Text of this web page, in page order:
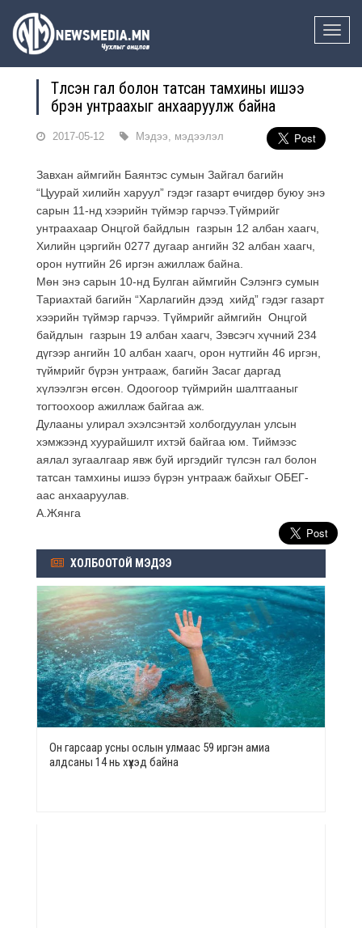
Toggle
Түлсэн гал болон татсан тамхины ишээ
бүрэн унтраахыг анхааруулж байна
2017-05-12 Мэдээ, мэдээлэл
Завхан аймгийн Баянтэс сумын Зайгал багийн
“Цуурай хилийн харуул” гэдэг газарт өчигдөр буюу энэ
сарын 11-нд хээрийн түймэр гарчээ.Түймрийг
унтраахаар Онцгой байдлын газрын 12 албан хаагч,
Хилийн цэргийн 0277 дугаар ангийн 32 албан хаагч,
орон нутгийн 26 иргэн ажиллаж байна.
Мөн энэ сарын 10-нд Булган аймгийн Сэлэнгэ сумын
Тариахтай багийн “Харлагийн дээд хийд” гэдэг газарт
хээрийн түймэр гарчээ. Түймрийг аймгийн Онцгой
байдлын газрын 19 албан хаагч, Зэвсэгч хүчний 234
дүгээр ангийн 10 албан хаагч, орон нутгийн 46 иргэн,
түймрийг бүрэн унтрааж, багийн Засаг даргад
хүлээлгэн өгсөн. Одоогоор түймрийн шалтгааныг
тогтоохоор ажиллаж байгаа аж.
Дулааны улирал эхэлсэнтэй холбогдуулан улсын
хэмжээнд хуурайшилт ихтэй байгаа юм. Тиймээс
аялал зугаалгаар явж буй иргэдийг түлсэн гал болон
татсан тамхины ишээ бүрэн унтрааж байхыг ОБЕГ-
аас анхааруулав.
А.Жянга
ХОЛБООТОЙ МЭДЭЭ
Он гарсаар усны ослын улмаас 59 иргэн амиа
алдсаны 14 нь хүүхэд байна